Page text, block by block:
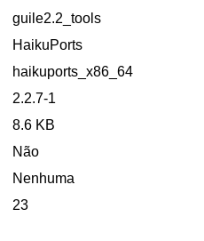
guile2.2_tools
HaikuPorts
haikuports_x86_64
2.2.7-1
8.6 KB
Não
Nenhuma
23